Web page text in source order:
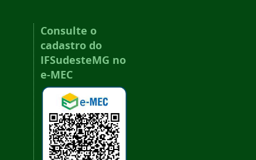
Consulte o
cadastro do
IFSudesteMG no
e-MEC